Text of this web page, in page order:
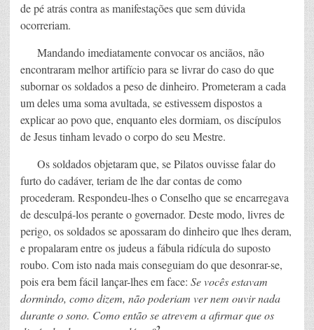
de pé atrás contra as manifestações que sem dúvida
ocorreriam.
Mandando imediatamente convocar os anciãos, não
encontraram melhor artifício para se livrar do caso do que
subornar os soldados a peso de dinheiro. Prometeram a cada
um deles uma soma avultada, se estivessem dispostos a
explicar ao povo que, enquanto eles dormiam, os discípulos
de Jesus tinham levado o corpo do seu Mestre.
Os soldados objetaram que, se Pilatos ouvisse falar do
furto do cadáver, teriam de lhe dar contas de como
procederam. Respondeu-lhes o Conselho que se encarregava
de desculpá-los perante o governador. Deste modo, livres de
perigo, os soldados se apossaram do dinheiro que lhes deram,
e propalaram entre os judeus a fábula ridícula do suposto
roubo. Com isto nada mais conseguiam do que desonrar-se,
pois era bem fácil lançar-lhes em face: Se vocês estavam
dormindo, como dizem, não poderiam ver nem ouvir nada
durante o sono. Como então se atrevem a afirmar que os